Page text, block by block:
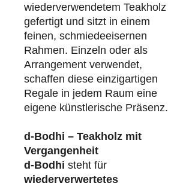
wiederverwendetem Teakholz
gefertigt und sitzt in einem
feinen, schmiedeeisernen
Rahmen. Einzeln oder als
Arrangement verwendet,
schaffen diese einzigartigen
Regale in jedem Raum eine
eigene künstlerische Präsenz.
d-Bodhi – Teakholz mit
Vergangenheit
d-Bodhi steht für
wiederverwertetes